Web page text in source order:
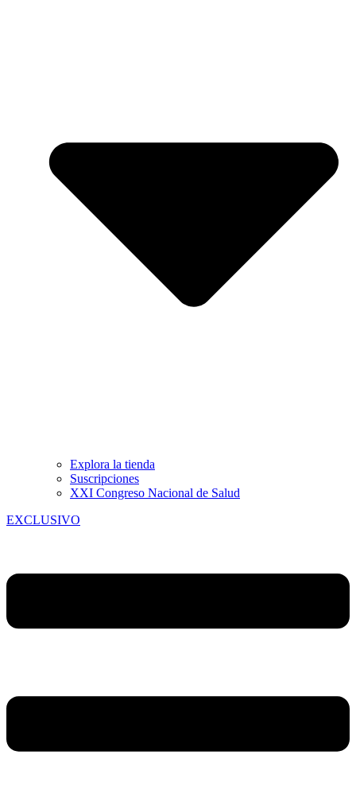
Explora la tienda
Suscripciones
XXI Congreso Nacional de Salud
EXCLUSIVO